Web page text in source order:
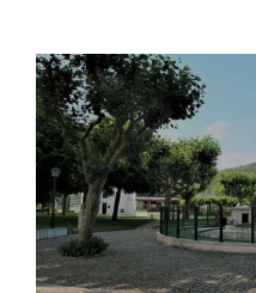
page